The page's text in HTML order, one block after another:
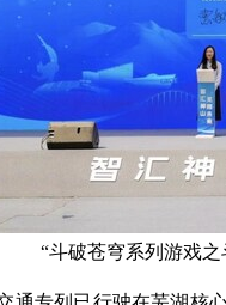
“斗破苍穹系列游戏